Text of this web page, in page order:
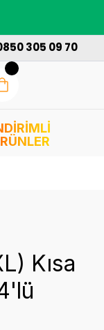
305 09 70
Kısa